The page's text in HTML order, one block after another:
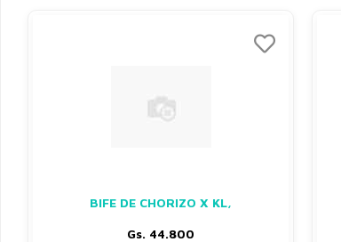
BIFE DE CHORIZO X KL,
Gs. 44.800